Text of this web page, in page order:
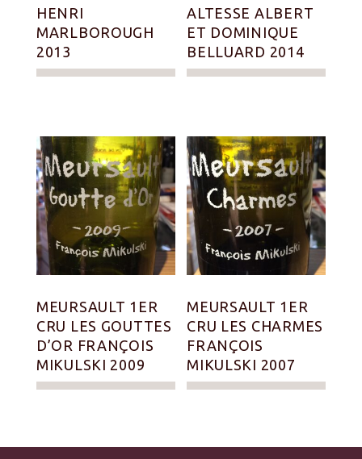
HENRI
MARLBOROUGH
2013
ALTESSE ALBERT
ET DOMINIQUE
BELLUARD 2014
MEURSAULT 1ER
CRU LES GOUTTES
D’OR FRANÇOIS
MIKULSKI 2009
MEURSAULT 1ER
CRU LES CHARMES
FRANÇOIS
MIKULSKI 2007